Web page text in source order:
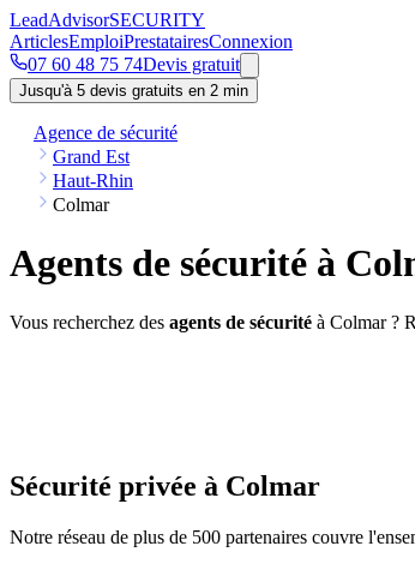
LeadAdvisorSECURITY
ArticlesEmploiPrestatairesConnexion
07 60 48 75 74Devis gratuit
Jusqu'à 5 devis gratuits en 2 min
Agence de sécurité
Grand Est
Haut-Rhin
Colmar
Agents de sécurité à
Vous recherchez des agents de sécurité à Colmar ?
Sécurité privée à Colmar
Notre réseau de plus de 500 partenaires couvre